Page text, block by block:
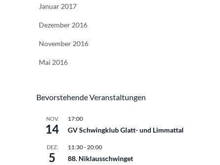
Januar 2017
Dezember 2016
November 2016
Mai 2016
Bevorstehende Veranstaltungen
NOV.
14
17:00
GV Schwingklub Glatt- und Limmattal
DEZ.
5
11:30- 20:00
88. Niklausschwinget